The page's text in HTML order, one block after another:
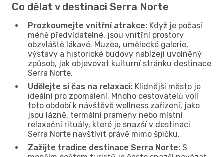
Co dělat v destinaci Serra Norte
Prozkoumejte vnitřní atrakce: Když je počasí
méně předvídatelné, jsou vnitřní prostory
obzvláště lákavé. Muzea, umělecké galerie,
výstavy a historické budovy nabízejí uvolněný
způsob, jak objevovat kulturní stránku destinace
Serra Norte.
Udělejte si čas na relaxaci: Klidnější město je
ideální pro zpomalení. Mnoho cestovatelů volí
toto období k návštěvě wellness zařízení, jako
jsou lázně, termální prameny nebo místní
relaxační rituály, které je snazší v destinaci
Serra Norte navštívit právě mimo špičku.
Zažijte tradice destinace Serra Norte: S